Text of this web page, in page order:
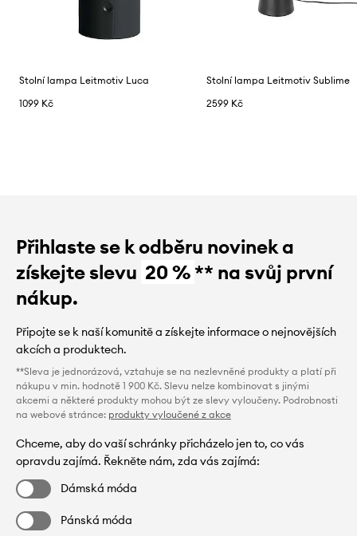
Stolní lampa Leitmotiv Luca
1099 Kč
Stolní lampa Leitmotiv Sublime
2599 Kč
Přihlaste se k odběru novinek a
získejte slevu 20 %** na svůj první
nákup.
Připojte se k naší komunitě a získejte informace o nejnovějších
akcích a produktech.
**Sleva je jednorázová, vztahuje se na nezlevněné produkty a platí při
nákupu v min. hodnotě 1 900 Kč. Slevu nelze kombinovat s jinými
akcemi a některé produkty mohou být ze slevy vyloučeny. Podrobnosti
na webové stránce: produkty vyloučené z akce
Chceme, aby do vaší schránky přicházelo jen to, co vás
opravdu zajímá. Řekněte nám, zda vás zajímá:
Dámská móda
Pánská móda